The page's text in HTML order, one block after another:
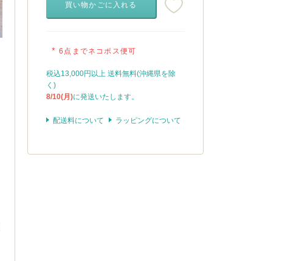
買い物かごに入れる
* 6点までネコポス便可
税込13,000円以上 送料無料(沖縄県を除
く)
8/10(月)に発送いたします。
配送料について ラッピングについて